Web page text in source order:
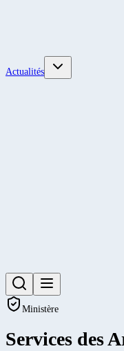
Actualités
Ministère
Services des